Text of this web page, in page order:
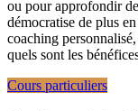
ou pour approfondir
démocratise de plus
coaching
quels sont les
Cours particuliers